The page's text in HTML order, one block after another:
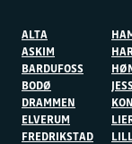
annet:
Service og
ALTA
ASKIM
BARDUFOSS
BODØ
DRAMMEN
ELVERUM
FREDRIKSTAD